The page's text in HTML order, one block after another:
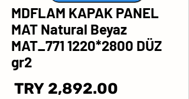
MDFLAM KAPAK PANEL
MAT Natural Beyaz
MAT_771 1220*2800 DÜZ
gr2